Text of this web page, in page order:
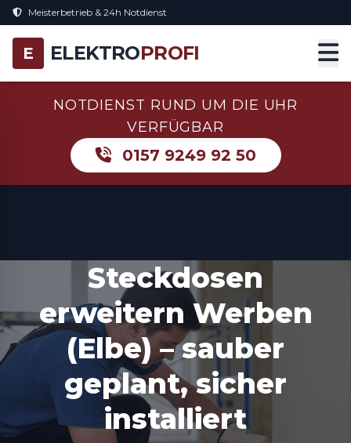
Meisterbetrieb & 24h Notdienst
E ELEKTROPROFI
NOTDIENST RUND UM DIE UHR
VERFÜGBAR
0157 9249 92 50
Steckdosen
erweitern Werben
(Elbe) – sauber
geplant, sicher
installiert